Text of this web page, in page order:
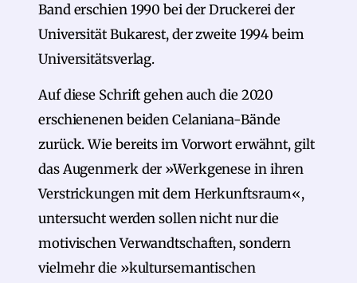
Band erschien 1990 bei der Druckerei der
Universität Bukarest, der zweite 1994 beim
Universitätsverlag.
Auf diese Schrift gehen auch die 2020
erschienenen beiden Celaniana-Bände
zurück. Wie bereits im Vorwort erwähnt, gilt
das Augenmerk der »Werkgenese in ihren
Verstrickungen mit dem Herkunftsraum«,
untersucht werden sollen nicht nur die
motivischen Verwandtschaften, sondern
vielmehr die »kultursemantischen